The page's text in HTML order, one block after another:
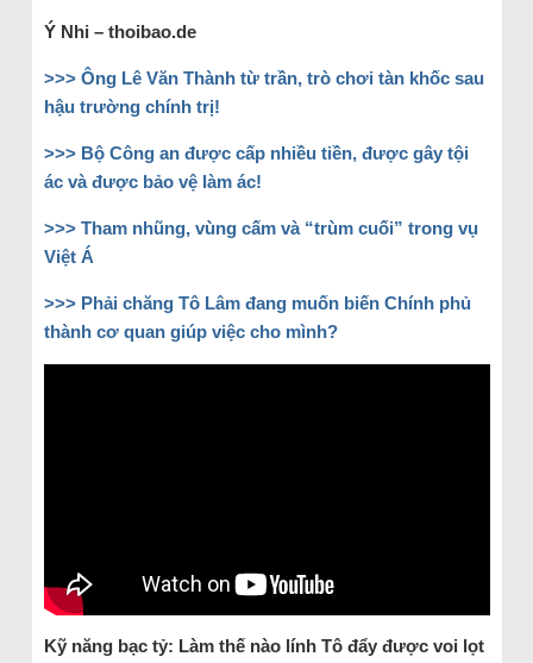
Ý Nhi – thoibao.de
>>> Ông Lê Văn Thành từ trần, trò chơi tàn khốc sau
hậu trường chính trị!
>>> Bộ Công an được cấp nhiều tiền, được gây tội
ác và được bảo vệ làm ác!
>>> Tham nhũng, vùng cấm và “trùm cuối” trong vụ
Việt Á
>>> Phải chăng Tô Lâm đang muốn biến Chính phủ
thành cơ quan giúp việc cho mình?
Kỹ năng bạc tỷ: Làm thế nào lính Tô đẩy được voi lọt